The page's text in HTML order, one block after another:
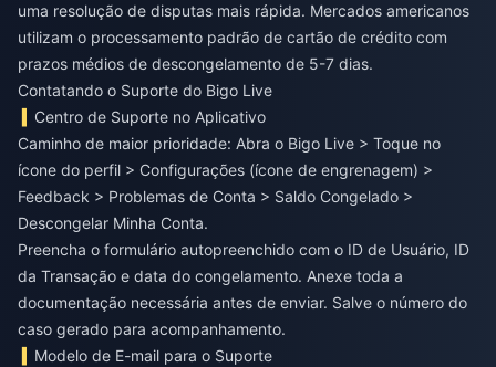
uma resolução de disputas mais rápida. Mercados americanos
utilizam o processamento padrão de cartão de crédito com
prazos médios de descongelamento de 5-7 dias.
Contatando o Suporte do Bigo Live
Centro de Suporte no Aplicativo
Caminho de maior prioridade: Abra o Bigo Live > Toque no
ícone do perfil > Configurações (ícone de engrenagem) >
Feedback > Problemas de Conta > Saldo Congelado >
Descongelar Minha Conta.
Preencha o formulário autopreenchido com o ID de Usuário, ID
da Transação e data do congelamento. Anexe toda a
documentação necessária antes de enviar. Salve o número do
caso gerado para acompanhamento.
Modelo de E-mail para o Suporte